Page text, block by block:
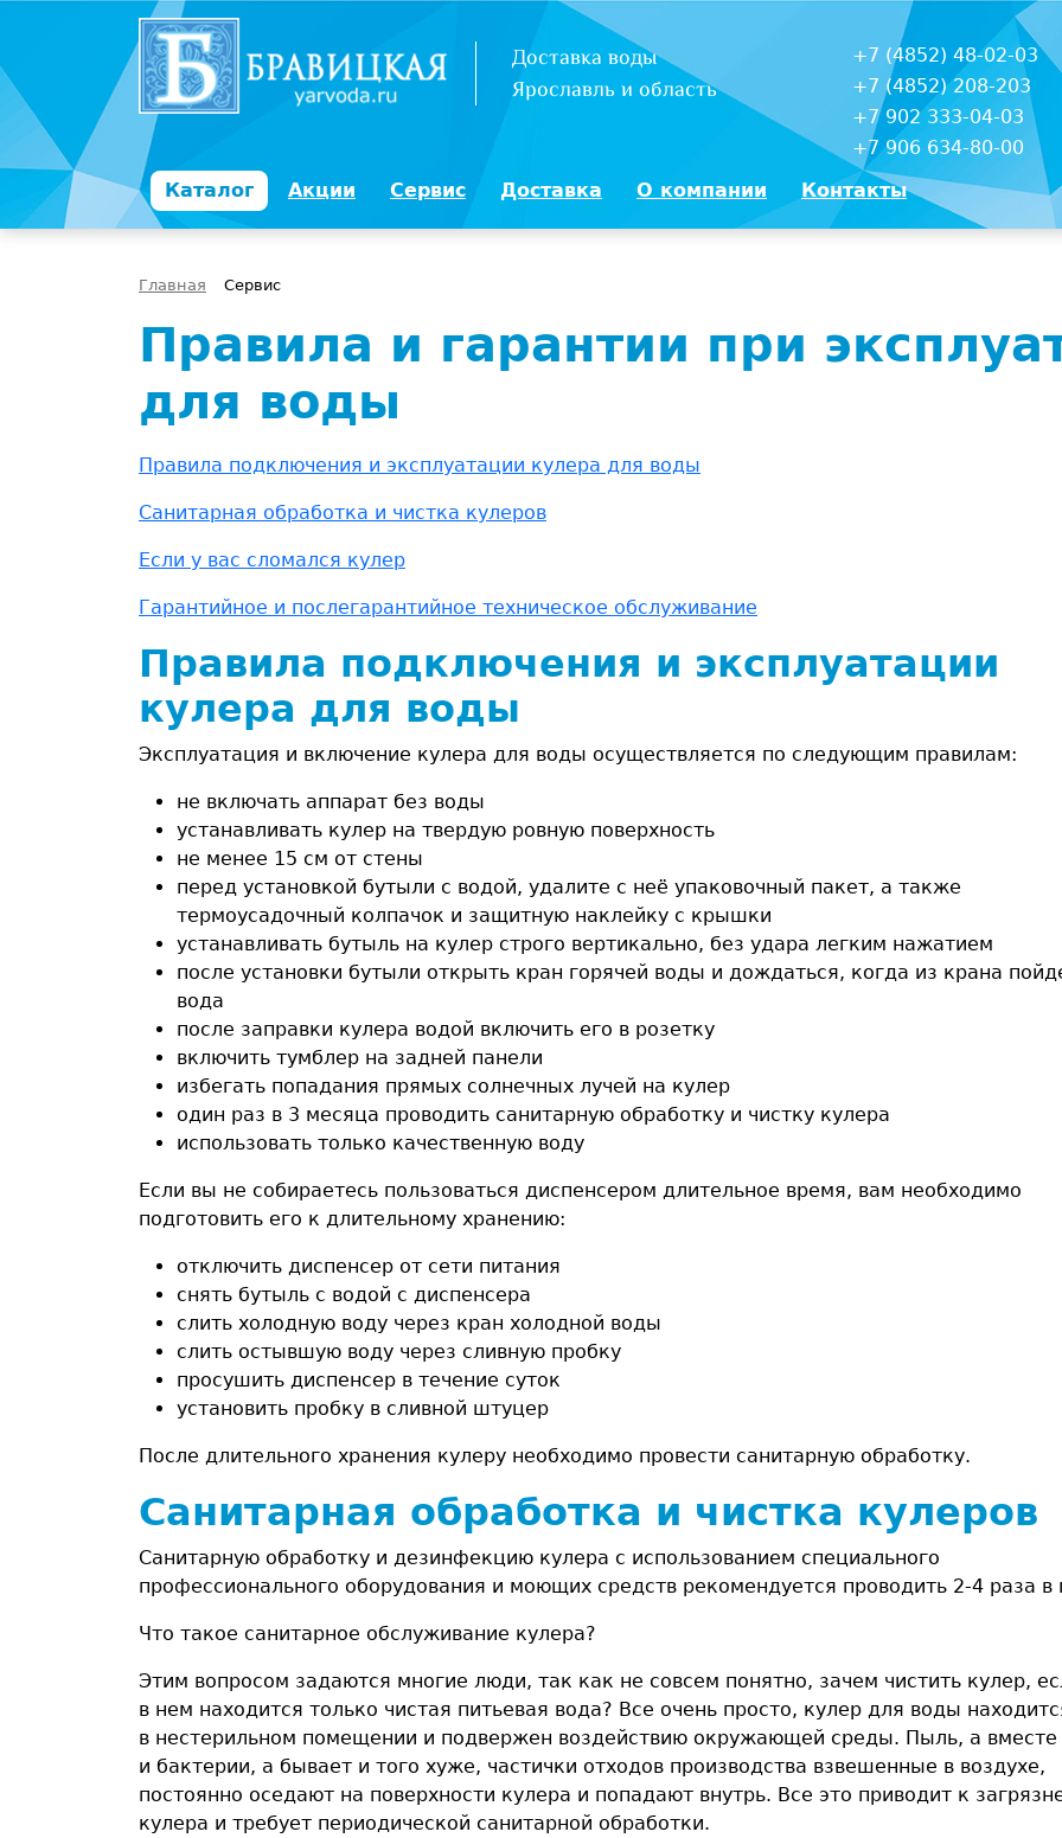
Доставка воды
Ярославль и область
+7 (4852) 48-02-03
+7 (4852) 208-203
+7 902 333-04-03
+7 906 634-80-00
Каталог
Акции Сервис Доставка О компании Контакты
Главная Сервис
Правила и гарантии при
для воды
Правила подключения и эксплуатации кулера для воды
Санитарная обработка и чистка кулеров
Если у вас сломался кулер
Гарантийное и послегарантийное техническое обслуживание
Правила подключения и эксплуатации
кулера для воды
Эксплуатация и включение кулера для воды осуществляется по следующим правилам:
не включать аппарат без воды
устанавливать кулер на твердую ровную поверхность
не менее 15 см от стены
перед установкой бутыли с водой, удалите с неё упаковочный пакет, а также
термоусадочный колпачок и защитную наклейку с крышки
устанавливать бутыль на кулер строго вертикально, без удара легким нажатием
после установки бутыли открыть кран горячей воды и дождаться, когда из крана
вода
после заправки кулера водой включить его в розетку
включить тумблер на задней панели
избегать попадания прямых солнечных лучей на кулер
один раз в 3 месяца проводить санитарную обработку и чистку кулера
использовать только качественную воду
Если вы не собираетесь пользоваться диспенсером длительное время, вам необходимо
подготовить его к длительному хранению:
отключить диспенсер от сети питания
снять бутыль с водой с диспенсера
слить холодную воду через кран холодной воды
слить остывшую воду через сливную пробку
просушить диспенсер в течение суток
установить пробку в сливной штуцер
После длительного хранения кулеру необходимо провести санитарную обработку.
Санитарная обработка и чистка кулеров
Санитарную обработку и дезинфекцию кулера с использованием специального
профессионального оборудования и моющих средств рекомендуется проводить 2-4 раза в
Что такое санитарное обслуживание кулера?
Этим вопросом задаются многие люди, так как не совсем понятно, зачем чистить кулер,
в нем находится только чистая питьевая вода? Все очень просто, кулер для воды
в нестерильном помещении и подвержен воздействию окружающей среды. Пыль, а вместе
и бактерии, а бывает и того хуже, частички отходов производства взвешенные в воздухе,
постоянно оседают на поверхности кулера и попадают внутрь. Все это приводит к
кулера и требует периодической санитарной обработки.